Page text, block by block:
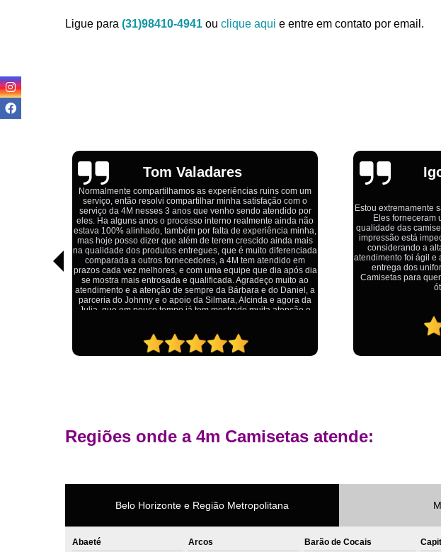
Ligue para (31)98410-4941 ou clique aqui e entre em contato por email.
Igor Cordeiro
Estou extremamente satisfeito com o serviço da 4M Camisetas!
Eles forneceram uniformes para a minha pizzaria, e a
qualidade das camisetas é excelente. O tecido é confortável, a
impressão está impecável, e o preço foi justo, especialmente
considerando a alta qualidade do produto. Além disso, o
atendimento foi ágil e atencioso, desde o primeiro contato até a
entrega dos uniformes. Com certeza, recomendo a 4M
Camisetas para quem procura uniformes de qualidade e um
ótimo custo-benefício.
Ótimo
colocam o
problemas,isso é
calma e de
Regiões onde a 4m Camisetas atende:
Belo Horizonte e Região Metropolitana
Abaeté Arcos Barão de Cocais